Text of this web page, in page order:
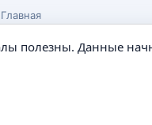
Главная
полезны. Данные